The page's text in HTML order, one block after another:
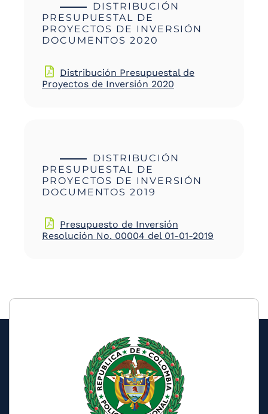
DISTRIBUCIÓN
PRESUPUESTAL DE
PROYECTOS DE INVERSIÓN
DOCUMENTOS 2020
Distribución Presupuestal de
Proyectos de Inversión 2020
DISTRIBUCIÓN
PRESUPUESTAL DE
PROYECTOS DE INVERSIÓN
DOCUMENTOS 2019
Presupuesto de Inversión
Resolución No. 00004 del 01-01-2019